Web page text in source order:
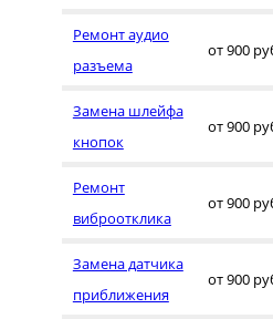
Ремонт аудио
разъема
от 900
Замена шлейфа
кнопок
от 900
Ремонт
виброотклика
от 900
Замена датчика
приближения
от 900